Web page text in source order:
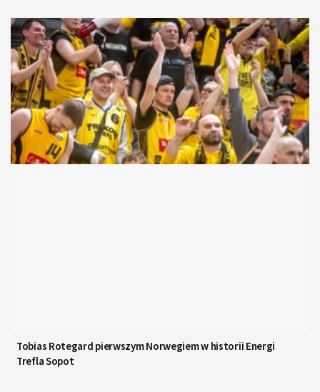
Tobias Rotegard pierwszym Norwegiem w historii Energi
Trefla Sopot